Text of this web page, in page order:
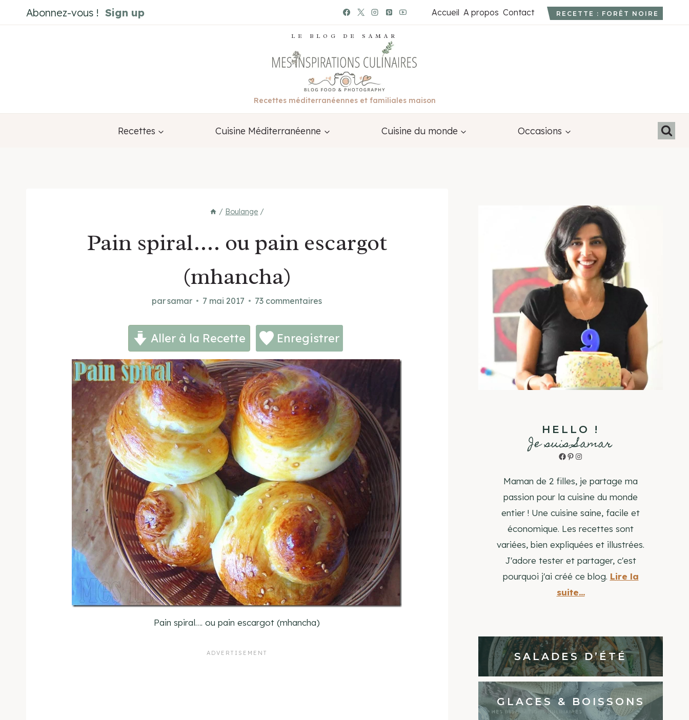
au
Abonnez-vous ! Sign up Accueil A propos Contact RECETTE : FORÊT NOIRE
LE BLOG DE SAMAR
Recettes méditerranéennes et familiales maison
Recettes Cuisine Méditerranéenne Cuisine du monde Occasions
/ Boulange /
Pain spiral…. ou pain escargot
(mhancha)
parsamar 7 mai 2017 73 commentaires
Aller à la Recette Enregistrer
Pain spiral…. ou pain escargot (mhancha)
HELLO !
Je suis Samar
Facebook
Pinterest
Instagram
Maman de 2 filles, je partage ma
passion pour la cuisine du monde
entier ! Une cuisine saine, facile et
économique. Les recettes sont
variées, bien expliquées et illustrées.
J'adore tester et partager, c'est
pourquoi j'ai créé ce blog. Lire la
suite...
SALADES D’ÉTÉ
GLACES & BOISSONS